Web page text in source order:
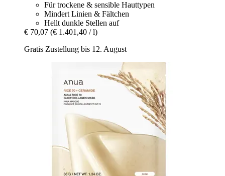
Für trockene & sensible Hauttypen
Mindert Linien & Fältchen
Hellt dunkle Stellen auf
€ 70,07 (€ 1.401,40 / l)
Gratis Zustellung bis 12. August